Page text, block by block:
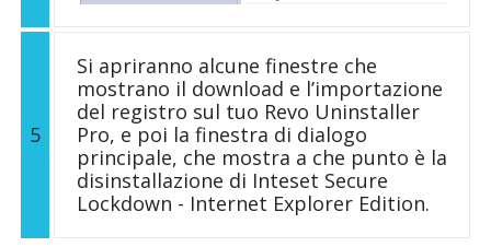
5
Si apriranno alcune finestre che
mostrano il download e l’importazione
del registro sul tuo Revo Uninstaller
Pro, e poi la finestra di dialogo
principale, che mostra a che punto è la
disinstallazione di Inteset Secure
Lockdown - Internet Explorer Edition.